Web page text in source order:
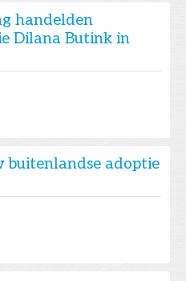
handelden
Dilana Butink in
buitenlandse adoptie